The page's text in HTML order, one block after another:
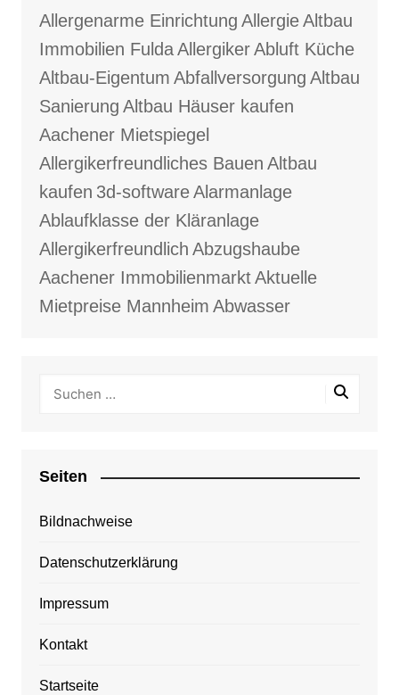
Allergenarme Einrichtung AllergieAltbau
Immobilien FuldaAllergikerAbluft Küche
Altbau-Eigentum Abfallversorgung Altbau
Sanierung Altbau Häuser kaufen
Aachener Mietspiegel
Allergikerfreundliches Bauen Altbau
kaufen 3d-softwareAlarmanlage
Ablaufklasse der Kläranlage
Allergikerfreundlich Abzugshaube
Aachener ImmobilienmarktAktuelle
Mietpreise Mannheim Abwasser
Seiten
Bildnachweise
Datenschutzerklärung
Impressum
Kontakt
Startseite